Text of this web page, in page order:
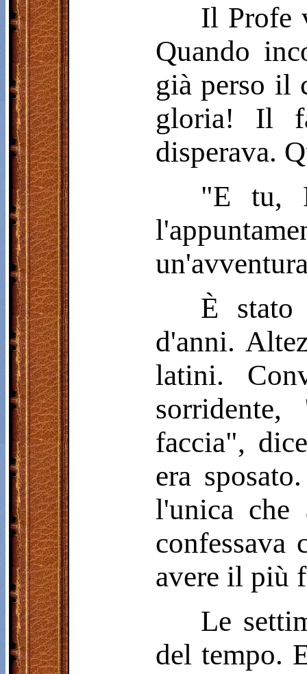
Il Profe
Quando
già perso il
gloria! Il
disperava.
"E tu,
È stato
d'anni.
latini.
faccia",
era
l'unica che
confessava
avere il più
Le
del tempo.